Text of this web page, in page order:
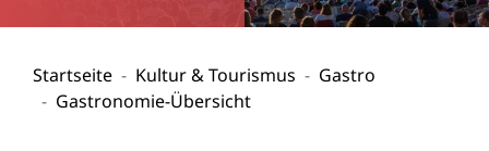
Startseite Kultur & Tourismus
Gastro
Gastronomie-Übersicht